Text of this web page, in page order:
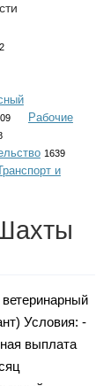
Рабочие
1639
и
Условия: -
выплата